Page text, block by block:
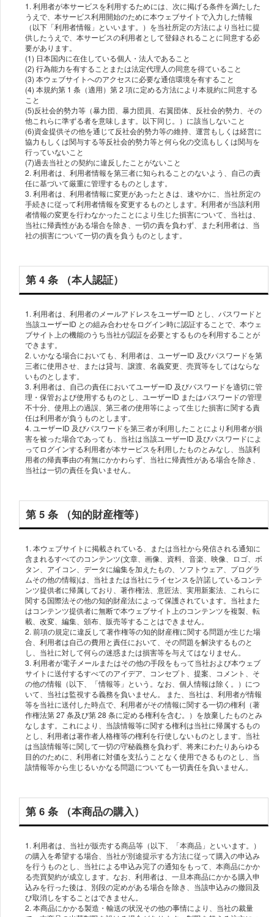
1. 利⽤者が本サービスを利⽤するためには、次に掲げる条件を満たした
うえで、本サービス利⽤開始のために本ウェブサイトで⼊⼒した情報
（以下「利⽤者情報」といいます。）を当社所定の⽅法により当社に提
供したうえで、本サービスの利⽤者として登録されることに同意する必
要があります。
(1) ⽇本国内に在住している個⼈・法⼈であること
(2) ⾏為能⼒を有することまたは法定代理⼈の同意を得ていること
(3) 本ウェブサイトへのアクセスに必要な通信環境を有すること
(4) 本規約第 1 条（適⽤）第 2 項に定める⽅法により本規約に同意する
こと
(5)反社会的勢⼒等（暴⼒団、暴⼒団員、右翼団体、反社会的勢⼒、その
他これらに準ずる者を意味します。以下同じ。）に該当しないこと
(6)資⾦提供その他を通じて反社会的勢⼒等の維持、運営もしくは経営に
協⼒もしくは関与する等反社会的勢⼒等と何ら化の交流もしくは関与を
⾏っていないこと
(7)過去当社との契約に違反したことがないこと
2. 利⽤者は、利⽤者情報を第三者に知られることのないよう、⾃⼰の責
任に基づいて厳重に管理するものとします。
3. 利⽤者は、利⽤者情報に変更があったときは、速やかに、当社所定の
⼿続きに従って利⽤者情報を変更するものとします。利⽤者が当該利⽤
者情報の変更を⾏わなかったことにより⽣じた損害について、当社は、
当社に帰責性がある場合を除き、⼀切の責を負わず、また利⽤者は、当
第 4 条 （本⼈認証）
1. 利⽤者は、利⽤者のメールアドレスをユーザーID とし、パスワードと
当該ユーザーID との組み合わせをログイン時に認証することで、本ウェ
ブサイト上の機能のうち当社が認証を必要とするものを利⽤することが
できます。
2. いかなる場合においても、利⽤者は、ユーザーID 及びパスワードを第
三者に使⽤させ、または貸与、譲渡、名義変更、売買等をしてはならな
いものとします。
3. 利⽤者は、⾃⼰の責任においてユーザーID 及びパスワードを適切に管
理・保管および使⽤するものとし、ユーザーID またはパスワードの管理
不⼗分、使⽤上の過誤、第三者の使⽤等によって⽣じた損害に関する責
任は利⽤者が負うものとします。
4. ユーザーID 及びパスワードを第三者が利⽤したことにより利⽤者が損
害を被った場合であっても、当社は当該ユーザーID 及びパスワードによ
ってログインする利⽤者が本サービスを利⽤したものとみなし、当該利
⽤者の帰責事由の有無にかかわらず、当社に帰責性がある場合を除き、
第 5 条 （知的財産権等）
1. 本ウェブサイトに掲載されている、または当社から発信される通知に
含まれるすべてのコンテンツ(⽂章、画像、資料、⾳楽、映像、ロゴ、ボ
タン、アイコン、データに編集を加えたもの、ソフトウェア、プログラ
ムその他の情報)は、当社または当社にライセンスを許諾しているコンテ
ンツ提供者に帰属しており、著作権法、意匠法、実⽤新案法、これらに
関する国際法その他の知的財産法によって保護されています。当社また
はコンテンツ提供者に無断で本ウェブサイト上のコンテンツを複製、転
載、改変、編集、頒布、販売等することはできません。
2. 前項の規定に違反して著作権等の知的財産権に関する問題が⽣じた場
合、利⽤者は⾃⼰の費⽤と責任において、その問題を解決するものと
し、当社に対して何らの迷惑または損害等を与えてはなりません。
3. 利⽤者が電⼦メールまたはその他の⼿段をもって当社および本ウェブ
サイトに送付するすべてのアイデア、コンセプト、提案、コメント、そ
の他の情報（以下、「情報等」という。なお、個⼈情報は除く。）につ
いて、当社は監視する義務を負いません。 また、当社は、利⽤者が情報
等を当社に送付した時点で、利⽤者がその情報に関する⼀切の権利（著
作権法第 27 条及び第 28 条に定める権利を含む。）を放棄したものとみ
なします。これにより、当該情報等に関する権利は当社に帰属するもの
とし、利⽤者は著作者⼈格権等の権利を⾏使しないものとします。当社
は当該情報等に関して⼀切の守秘義務を負わず、将来にわたりあらゆる
⽬的のために、利⽤者に対価を⽀払うことなく使⽤できるものとし、当
第 6 条 （本商品の購⼊）
1. 利⽤者は、当社が販売する商品等（以下、「本商品」といいます。）
の購⼊を希望する場合、当社が別途提⽰する⽅法に従って購⼊の申込み
を⾏うものとし、当社による申込み完了の通知をもって、本商品にかか
る売買契約が成⽴します。なお、利⽤者は、⼀旦本商品にかかる購⼊申
込みを⾏った後は、別段の定めがある場合を除き、当該申込みの撤回及
び取消しをすることはできません。
2. 本商品にかかる製造・輸送の状況その他の事情により、当社の裁量